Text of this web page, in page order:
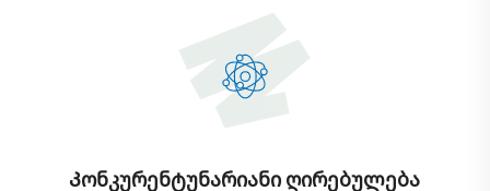
Კონკურენტუნარიანი ღირებულება